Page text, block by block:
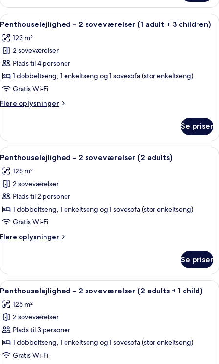
children)
-
soveværelser
adult+
2
children)
Indlæs
alle
billeder
af
Penthouselejlighed
-
2
(1
3
children)
2 soveværelser, pengeskab på
11
Penthouselejlighed - 2 soveværelser (1 adult + 3 children)
123 m²
2 soveværelser
Plads til 4 personer
1 dobbeltseng, 1 enkeltseng og 1 sovesofa (stor enkeltseng)
Gratis Wi-Fi
Flere oplysninger
Flere
-
soveværelser
adult
+
children)
Se priser
Indlæs
alle
billeder
af
Penthouselejlighed
-
2
(2
2 soveværelser, pengeskab på
11
Penthouselejlighed - 2 soveværelser (2 adults)
125 m²
2 soveværelser
Plads til 2 personer
1 dobbeltseng, 1 enkeltseng og 1 sovesofa (stor enkeltseng)
Gratis Wi-Fi
Flere oplysninger
Flere
-
soveværelser
adults)
Se priser
Indlæs
alle
billeder
af
Penthouselejlighed
-
2
2 soveværelser, pengeskab på
11
Penthouselejlighed - 2 soveværelser (2 adults + 1 child)
125 m²
2 soveværelser
Plads til 3 personer
1 dobbeltseng, 1 enkeltseng og 1 sovesofa (stor enkeltseng)
Gratis Wi-Fi